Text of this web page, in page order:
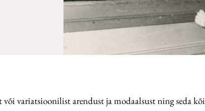
variatsioonilist arendust ja modaalsust ning seda